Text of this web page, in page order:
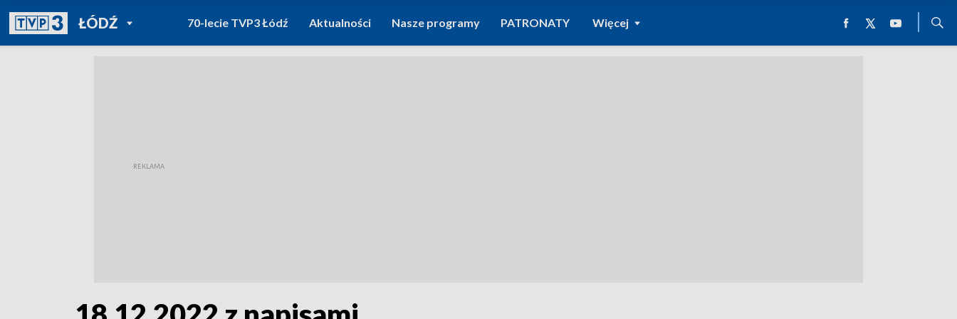
ŁÓDŹPOWRÓT DO
TVP REGIONY
70-lecie TVP3 Łódź Aktualności Nasze programy PATRONATY Więcej